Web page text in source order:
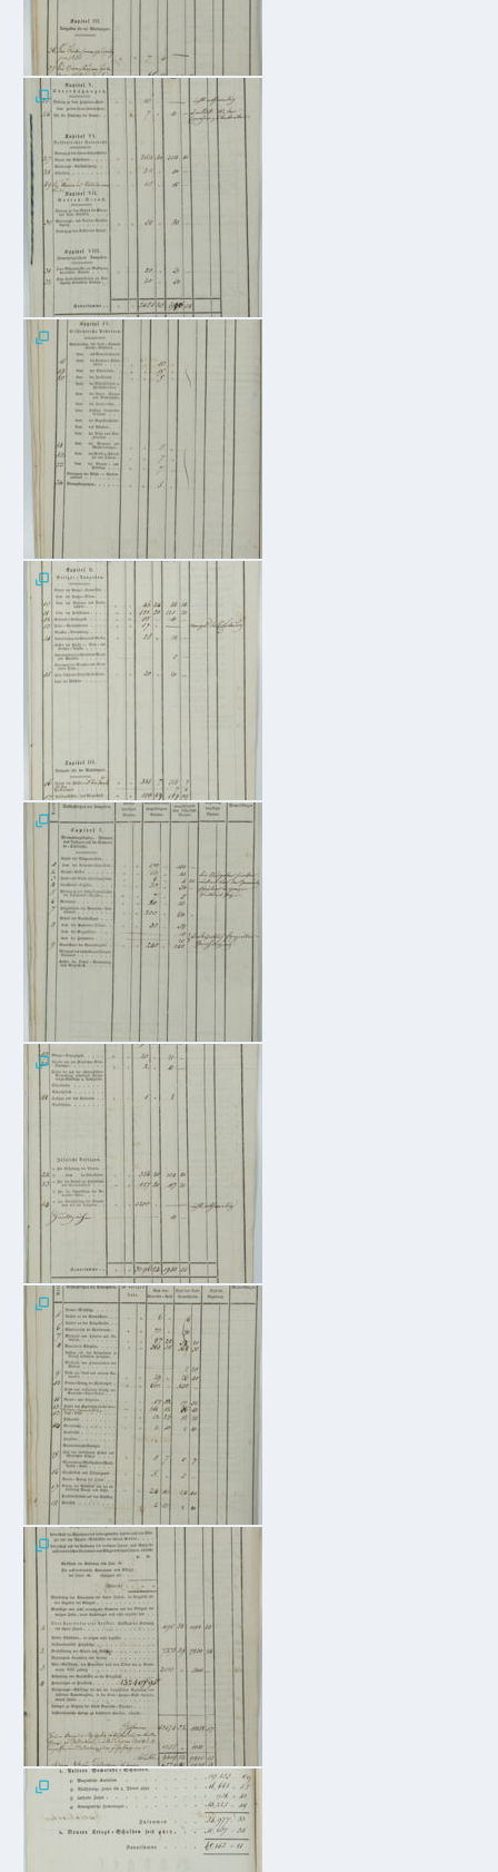
Datenschutz
Kontakt
Veranstaltungen
und Events
Kultur &
Freizeit
Feste
feiern
Wandern/Nord.Walking
Radfahren
Musikschule
und VHS
Kalender
Wein &
Genuss
Fest um
den
Wein
Wein- &
Sektgüter,
Destillerien
Gastronomie
und
Caterer
Unterkünfte
Ferienwohnungen
Wohnmobilstellplatz
Betriebe &
Handel &
Handwerk
Dienstleister
Vereine &
Institutionen
Kindergarten
Allgemeine
Infos
Elternausschuss